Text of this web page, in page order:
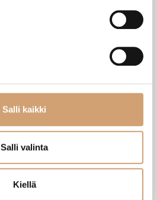
Salli kaikki
Salli valinta
Kiellä
Ibili Sushisetti
Heti saatavilla verkkokaupasta